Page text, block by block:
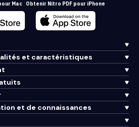
Mac Obtenir Nitro PDF pour iPhone
et caractéristiques
et de connaissances